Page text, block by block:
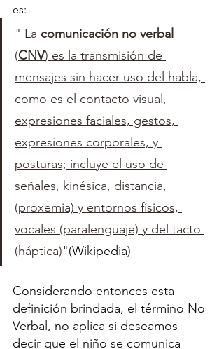
es:
" La comunicación no verbal
(CNV) es la transmisión de
mensajes sin hacer uso del habla,
como es el contacto visual,
expresiones faciales, gestos,
expresiones corporales, y
posturas; incluye el uso de
señales, kinésica, distancia,
(proxemia) y entornos físicos,
vocales (paralenguaje) y del tacto
(háptica)"(Wikipedia)
Considerando entonces esta
definición brindada, el término No
Verbal, no aplica si deseamos
decir que el niño se comunica